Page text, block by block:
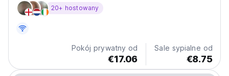
20+ hostowany
Pokój prywatny od
€17.06
Sale sypialne od
€8.75